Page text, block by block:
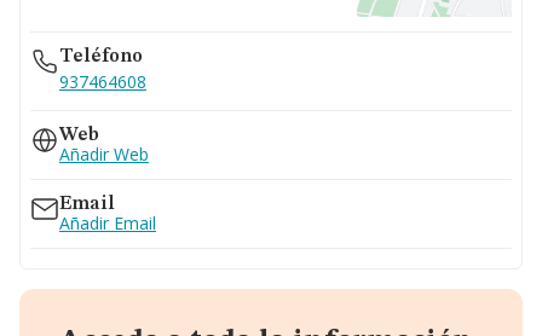
Teléfono
937464608
Web
Añadir Web
Email
Añadir Email